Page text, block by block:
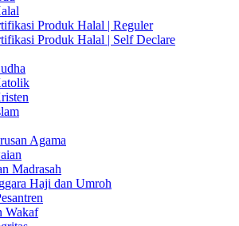
Produk Halal | Reguler
Produk Halal | Self Declare
Agama
Madrasah
Haji dan Umroh
Wakaf